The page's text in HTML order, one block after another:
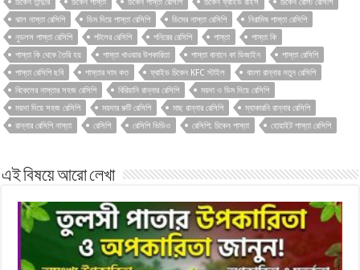
ঝাল নাস্তা রেসিপি
ডিম দিয়ে পাস্তা রেসিপি ডিমের নাস্তা রেসিপি
নিরামিষ পাস্তা রেসিপি
নুডলস পাস্তা রেসিপি
পটলের রেসিপি পনিরের রেসিপি পাস্তা
পাস্তা কি
পাস্তা কি থেকে তৈরি হয়
পাস্তা খাওয়ার উপকারিতা পাস্তা বানানে কা ডিজাইন
পাস্তা রেসিপি
পাস্তা রেসিপি ছবি
পাস্তার দাম কত ফ্রাইড চিকেন KFC স্টাইল
বাংলা রান্নার নতুন রেসিপি
বিকেলের নাস্তার সহজ রেসিপি
বিরিয়ানি রান্নার রেসিপি
ময়দা ও ডিম দিয়ে রেসিপি
ময়দা দিয়ে সহজ রেসিপি
ময়দার রুটি রেসিপি মাছ রান্নার রেসিপি
ম্যাকারনি রান্নার রেসিপি
রান্নার রেসিপি নাস্তা
রেসিপি রেসিপি ভিডিও রেসিপি: চিকেন পাস্তা হোয়াইট পাস্তা রেসিপি
এই বিষয়ে আরো লেখা